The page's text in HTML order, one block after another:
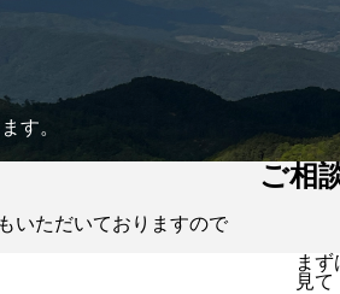
す。
ご相
いただいておりますので
ま
見